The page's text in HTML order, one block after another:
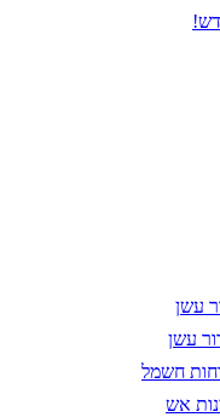
עשן
עשן
חשמל
אש